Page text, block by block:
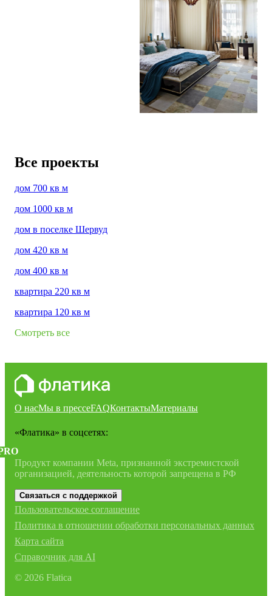
Все проекты
дом 700 кв м
дом 1000 кв м
дом в поселке Шервуд
дом 420 кв м
дом 400 кв м
квартира 220 кв м
квартира 120 кв м
Смотреть все
О насМы в прессеFAQКонтактыМатериалы
«Флатика» в соцсетях:
Продукт компании Meta, признанной экстремистской
организацией, деятельность которой запрещена в РФ
Связаться с поддержкой
Пользовательское соглашение
Политика в отношении обработки персональных данных
Карта сайта
Справочник для AI
© 2026 Flatica